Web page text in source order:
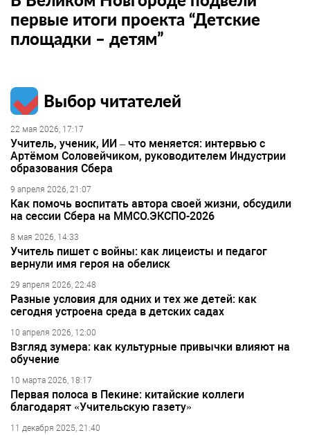
первые итоги проекта “Детские
площадки – детям”
Выбор читателей
22 мая 2026, 17:17
Учитель, ученик, ИИ – что меняется: интервью с
Артёмом Соловейчиком, руководителем Индустрии
образования Сбера
9 апреля 2026, 21:07
Как помочь воспитать автора своей жизни, обсудили
на сессии Сбера на ММСО.ЭКСПО-2026
8 мая 2026, 14:33
Учитель пишет с войны: как лицеисты и педагог
вернули имя героя на обелиск
29 апреля 2026, 22:48
Разные условия для одних и тех же детей: как
сегодня устроена среда в детских садах
10 апреля 2026, 12:00
Взгляд зумера: как культурные привычки влияют на
обучение
10 марта 2026, 18:17
Первая полоса в Пекине: китайские коллеги
благодарят «Учительскую газету»
11 декабря 2025, 21:40